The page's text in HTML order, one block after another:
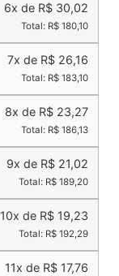
6x de R$ 30,02
Total: R$ 180,10
7x de R$ 26,16
Total: R$ 183,10
8x de R$ 23,27
Total: R$ 186,13
9x de R$ 21,02
Total: R$ 189,20
10x de R$ 19,23
Total: R$ 192,29
11x de R$ 17,76